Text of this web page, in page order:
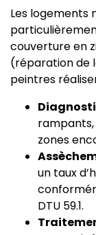
Les logements
couverture en
(réparation de
peintres
zones
un taux
DTU 59.1.